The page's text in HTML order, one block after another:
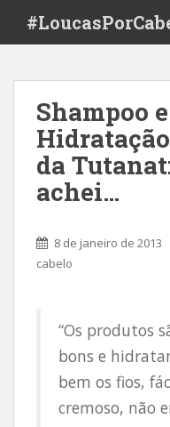
i
Shampoo
da
achei…
8 de janeiro de 2013
cabelo
“Os produtos
bons e
bem os fios,
cremoso, não